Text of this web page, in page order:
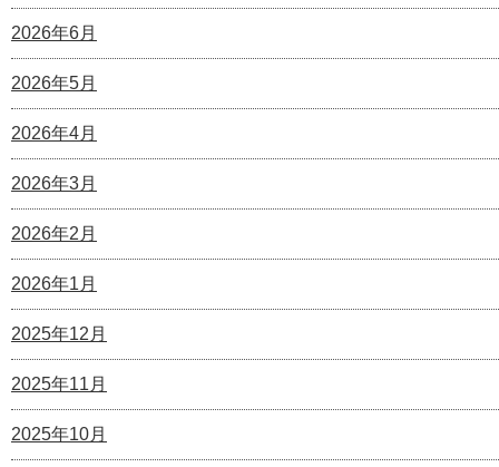
2026年6月
2026年5月
2026年4月
2026年3月
2026年2月
2026年1月
2025年12月
2025年11月
2025年10月